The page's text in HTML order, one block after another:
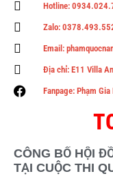
Hotline:
Zalo:
Email:
Địa chỉ: E11 Villa
Fanpage: Phạm Gia
CÔNG BỐ HỘI
TẠI CUỘC THI